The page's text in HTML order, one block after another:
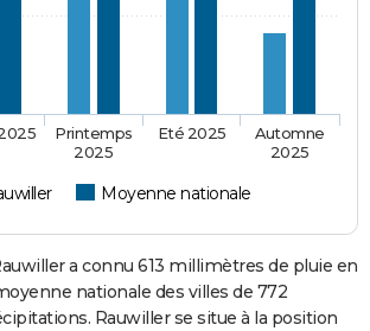
Moyenne nationale
Printemps
2025
Eté 2025
Automne
2025
a connu 613 millimètres de pluie en
nationale des villes de 772
Rauwiller se situe à la position